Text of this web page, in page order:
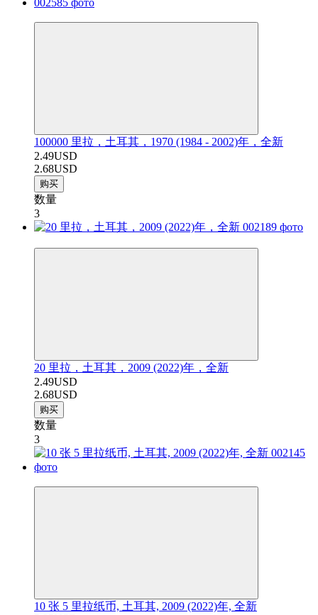
100000 里拉，土耳其，1970 (1984 - 2002)年，全新
2.49USD
2.68USD
购买
数量
3
20 里拉，土耳其，2009 (2022)年，全新
2.49USD
2.68USD
购买
数量
3
10 张 5 里拉纸币, 土耳其, 2009 (2022)年, 全新